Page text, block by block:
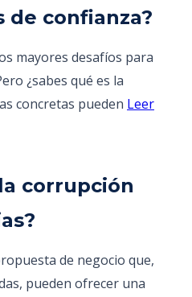
de confianza?
mayores desafíos para
¿sabes qué es la
concretas pueden Leer
corrupción
de negocio que,
pueden ofrecer una